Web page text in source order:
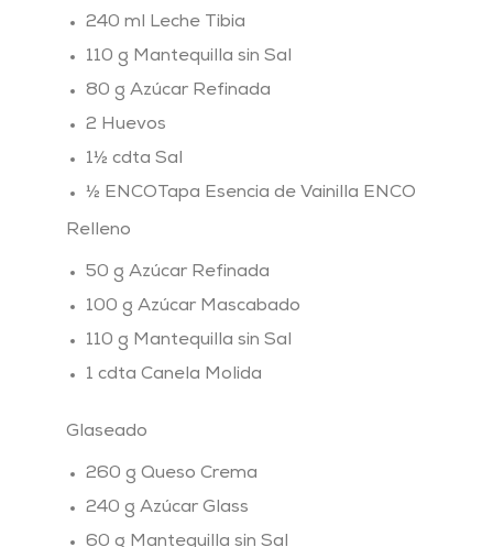
240 ml Leche Tibia
110 g Mantequilla sin Sal
80 g Azúcar Refinada
2 Huevos
1½ cdta Sal
½ ENCOTapa Esencia de Vainilla ENCO
Relleno
50 g Azúcar Refinada
100 g Azúcar Mascabado
110 g Mantequilla sin Sal
1 cdta Canela Molida
Glaseado
260 g Queso Crema
240 g Azúcar Glass
60 g Mantequilla sin Sal